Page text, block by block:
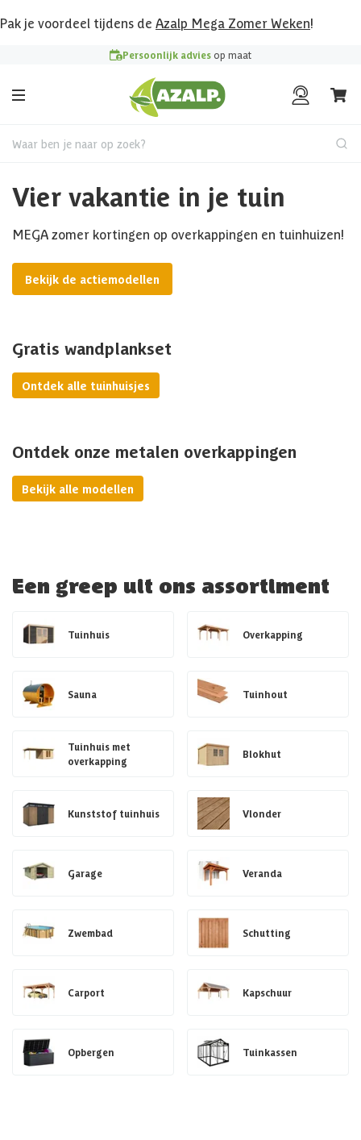
Pak je voordeel tijdens de Azalp Mega Zomer Weken!
Persoonlijk advies op maat
Waar ben je naar op zoek?
Vier vakantie in je tuin
MEGA zomer kortingen op overkappingen en tuinhuizen!
Bekijk de actiemodellen
Gratis wandplankset
Ontdek alle tuinhuisjes
Ontdek onze metalen overkappingen
Bekijk alle modellen
Een greep uit ons assortiment
Tuinhuis Overkapping
Sauna Tuinhout
Tuinhuis met
overkapping
Blokhut
Kunststof tuinhuis Vlonder
Garage Veranda
Zwembad Schutting
Carport Kapschuur
Opbergen Tuinkassen